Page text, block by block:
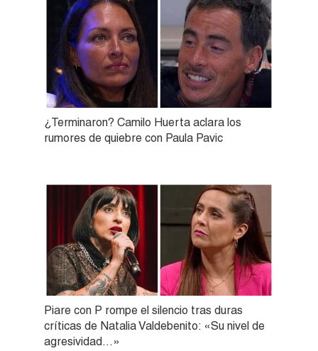
¿Terminaron? Camilo Huerta aclara los
rumores de quiebre con Paula Pavic
Piare con P rompe el silencio tras duras
críticas de Natalia Valdebenito: «Su nivel de
agresividad…»